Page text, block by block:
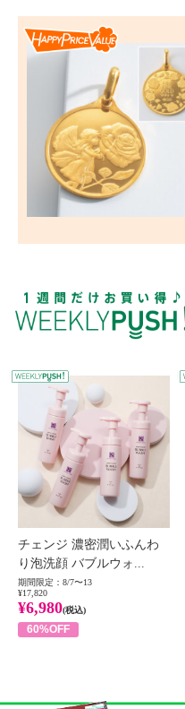
チェンジ 濃密潤いふんわ
り泡洗顔 バブルウォ...
期間限定：8/7〜13
¥17,820
¥6,980(税込)
60%OFF